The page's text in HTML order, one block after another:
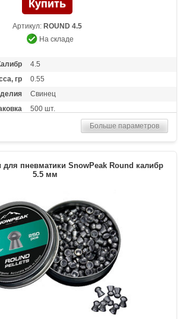
Артикул: ROUND 4.5
На складе
4.5
гр
0.55
Свинец
500 шт.
Больше параметров
пневматики SnowPeak Round калибр
5.5 мм